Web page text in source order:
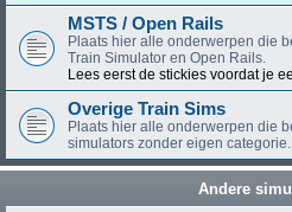
MSTS / Open Rails
Plaats hier alle onderwerpen die
Train Simulator en Open Rails.
Lees eerst de stickies voordat je
Overige Train Sims
Plaats hier alle onderwerpen die
simulators zonder eigen categorie.
Andere